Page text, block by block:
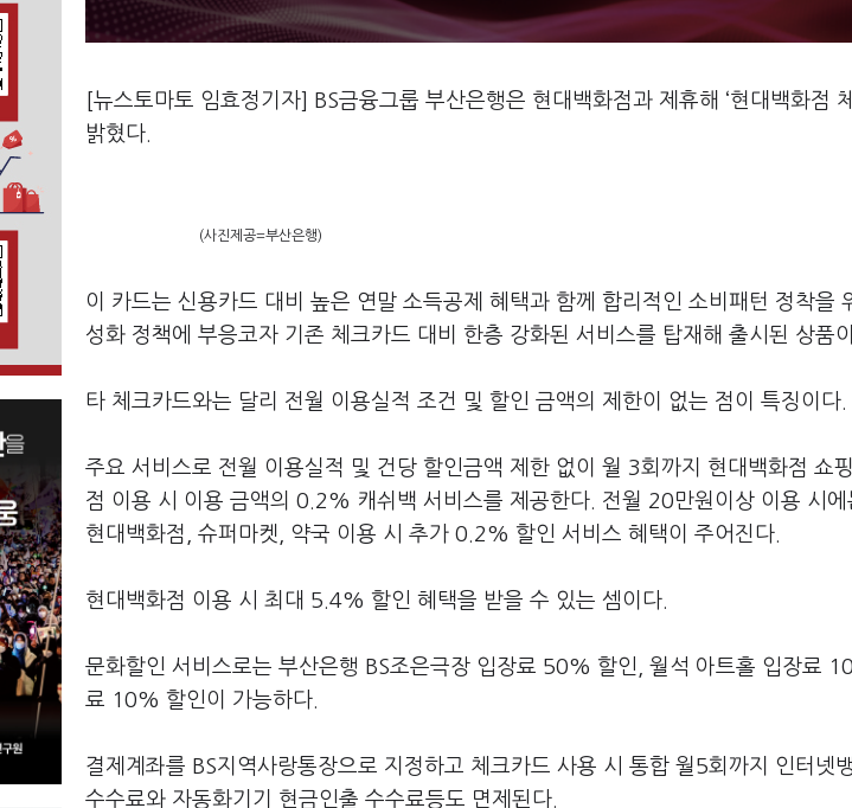
[뉴스토마토 임효정기자] BS금융그룹 부산은행은 현대백화점과 제휴해 ‘현대백화점
밝혔다.
(사진제공=부산은행)
이 카드는 신용카드 대비 높은 연말 소득공제 혜택과 함께 합리적인 소비패턴 정착을
성화 정책에 부응코자 기존 체크카드 대비 한층 강화된 서비스를 탑재해 출시된 상품
타 체크카드와는 달리 전월 이용실적 조건 및 할인 금액의 제한이 없는 점이 특징이다.
주요 서비스로 전월 이용실적 및 건당 할인금액 제한 없이 월 3회까지 현대백화점 쇼
점 이용 시 이용 금액의 0.2% 캐쉬백 서비스를 제공한다. 전월 20만원이상 이용 시에
현대백화점, 슈퍼마켓, 약국 이용 시 추가 0.2% 할인 서비스 혜택이 주어진다.
현대백화점 이용 시 최대 5.4% 할인 혜택을 받을 수 있는 셈이다.
문화할인 서비스로는 부산은행 BS조은극장 입장료 50% 할인, 월석 아트홀 입장료
료 10% 할인이 가능하다.
결제계좌를 BS지역사랑통장으로 지정하고 체크카드 사용 시 통합 월5회까지 인터넷
수수료와 자동화기기 현금인출 수수료등도 면제된다.